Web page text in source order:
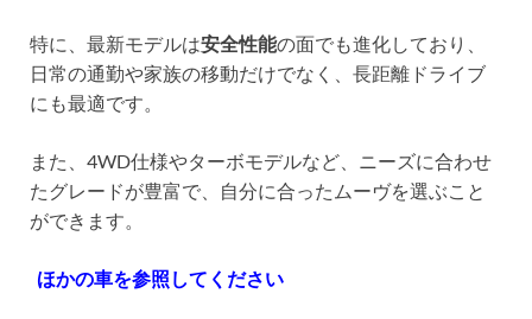
特に、最新モデルは安全性能の面でも進化しており、
日常の通勤や家族の移動だけでなく、長距離ドライブ
にも最適です。
また、4WD仕様やターボモデルなど、ニーズに合わせ
たグレードが豊富で、自分に合ったムーヴを選ぶこと
ができます。
ほかの車を参照してください